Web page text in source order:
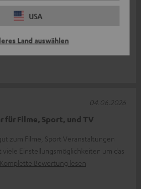
USA
Land auswählen
sehr gut. Auf der Homepage wird
für Filme, Sport, und TV
zum Filme, Sport Veranstaltungen
viele Einstellungsmöglichkeiten um das
Komplette Bewertung lesen
04.06.2026